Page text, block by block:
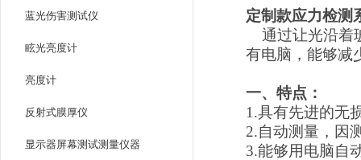
蓝光伤害测试仪
眩光亮度计
亮度计
反射式膜厚仪
显示器屏幕测试测量仪器
定制款应力检测
通过让光沿着
有电脑，能够减
一、特点：
1.具有先进的无
2.自动测量，因
3.能够用电脑自